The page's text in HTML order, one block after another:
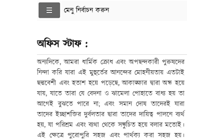
মেনু নির্বাচন করুন
অফিস স্টাফ :
অন্যদিকে, আমরা ধার্মিক ক্রোধ এবং অপছন্দকারী পুরুষদের
নিন্দা করি যারা এই মুহুর্তের আনন্দের মোহনীয়তায় এতটাই
ছদ্মবেশী এবং হতাশ হয়ে পড়েছে, আকাঙ্ক্ষার দ্বারা অন্ধ হয়ে
যায়, যাতে তারা যে বেদনা ও ঝামেলা পোহাতে বাধ্য হয় তা
আগেই বুঝতে পারে না; এবং সমান দোষ তাদেরই যারা
তাদের ইচ্ছাশক্তির দুর্বলতার দ্বারা তাদের দায়িত্ব পালনে ব্যর্থ
হয়, যা পরিশ্রম এবং ব্যথা থেকে সঙ্কুচিত হয়ে বলার মতোই।
এই ক্ষেত্রে পুরোপুরি সহজ এবং পার্থক্য করা সহজ হয়।